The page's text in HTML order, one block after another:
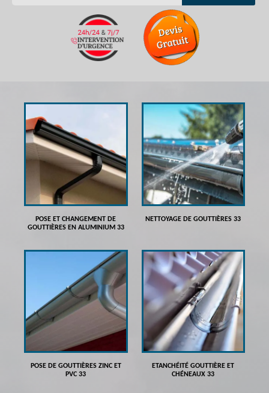
POSE ET CHANGEMENT DE
GOUTTIÈRES EN ALUMINIUM 33
NETTOYAGE DE GOUTTIÈRES 33
POSE DE GOUTTIÈRES ZINC ET
PVC 33
ETANCHÉITÉ GOUTTIÈRE ET
CHÉNEAUX 33